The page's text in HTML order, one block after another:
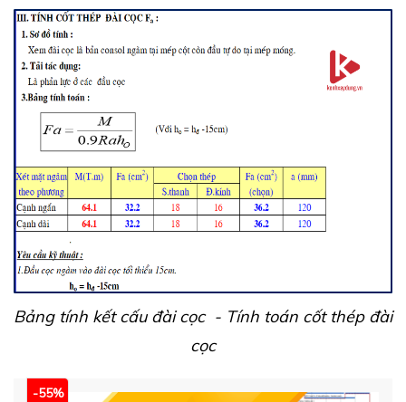
Bảng tính kết cấu đài cọc - Tính toán cốt thép đài
cọc
-55%